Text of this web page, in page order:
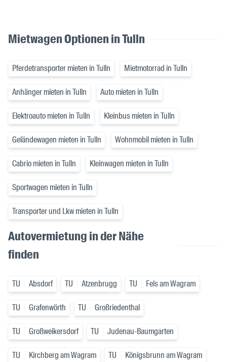
Mietwagen Optionen in Tulln
Pferdetransporter mieten in Tulln Mietmotorrad in Tulln
Anhänger mieten in Tulln Auto mieten in Tulln
Elektroauto mieten in Tulln Kleinbus mieten in Tulln
Geländewagen mieten in Tulln Wohnmobil mieten in Tulln
Cabrio mieten in Tulln Kleinwagen mieten in Tulln
Sportwagen mieten in Tulln
Transporter und Lkw mieten in Tulln
Autovermietung in der Nähe
finden
TU Absdorf TU Atzenbrugg TU Fels am Wagram
TU Grafenwörth TU Großriedenthal
TU Großweikersdorf TU Judenau-Baumgarten
TU Kirchberg am Wagram TU Königsbrunn am Wagram